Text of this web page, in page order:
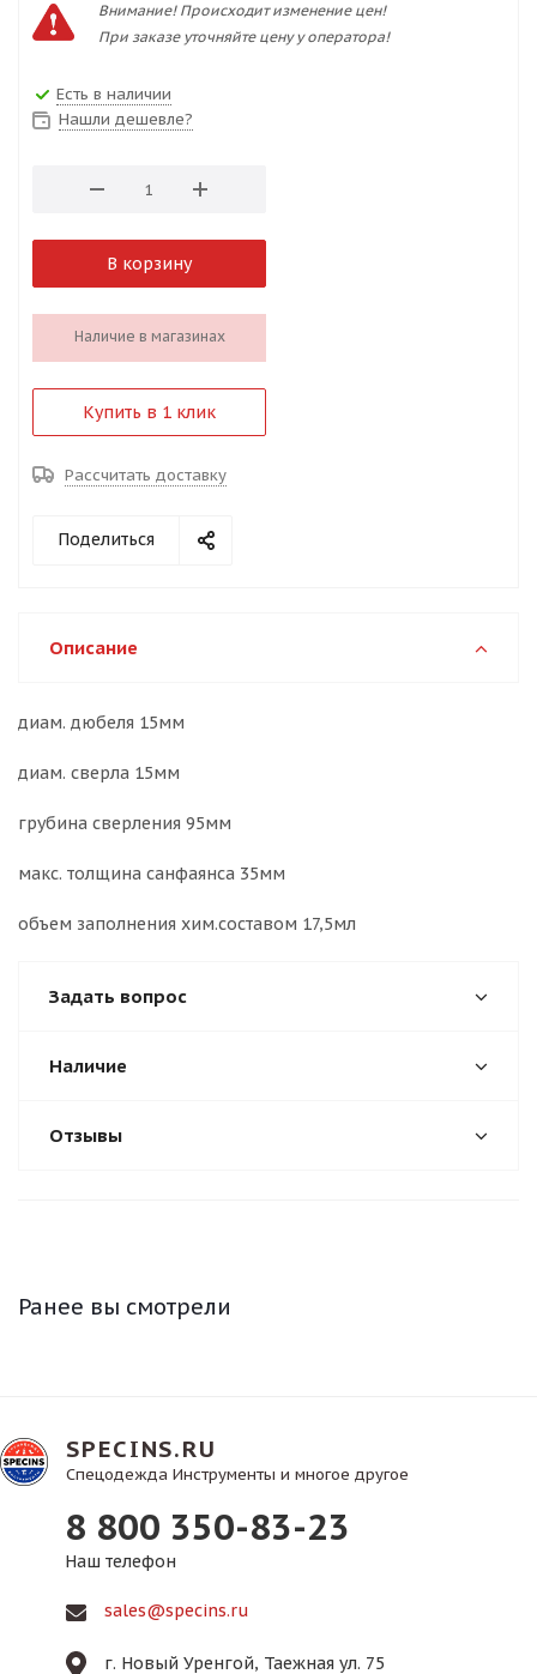
Внимание! Происходит изменение цен!
При заказе уточняйте цену у оператора!
Есть в наличии
Нашли дешевле?
В корзину
Наличие в магазинах
Купить в 1 клик
Рассчитать доставку
Поделиться
Описание
диам. дюбеля 15мм
диам. сверла 15мм
грубина сверления 95мм
макс. толщина санфаянса 35мм
объем заполнения хим.составом 17,5мл
Задать вопрос
Наличие
Отзывы
Ранее вы смотрели
SPECINS.RU
Спецодежда Инструменты и многое другое
8 800 350-83-23
Наш телефон
sales@specins.ru
г. Новый Уренгой, Таежная ул. 75